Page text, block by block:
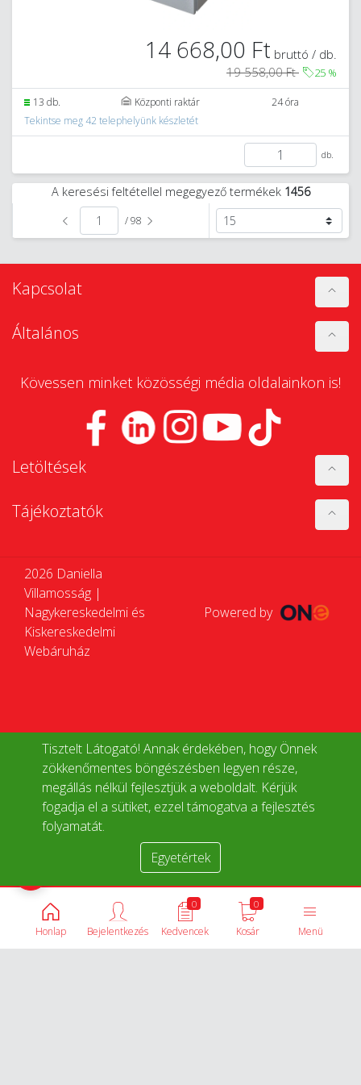
Tisztelt Látogató! Annak érdekében, hogy Önnek
zökkenőmentes böngészésben legyen része,
megállás nélkül fejlesztjük a weboldalt. Kérjük
fogadja el a sütiket, ezzel támogatva a fejlesztés
folyamatát.
Egyetértek
14 668,00 Ft bruttó / db.
19 558,00 Ft
25 %
13 db. Központi raktár
24 óra
Tekintse meg 42 telephelyünk készletét
db.
A keresési feltétellel megegyező termékek 1456
/ 98
Kapcsolat
Általános
Kövessen minket közösségi média oldalainkon is!
Letöltések
Tájékoztatók
2026 Daniella
Villamosság |
Nagykereskedelmi és
Kiskereskedelmi
Webáruház
Powered by
Honlap Menü
0
Kosár
0
Kedvencek
Bejelentkezés
Termékek összehasonlítása